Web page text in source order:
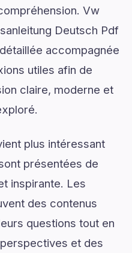
Vw
Deutsch Pdf
accompagnée
utiles afin de
claire, moderne et
plus intéressant
présentées de
inspirante. Les
des contenus
questions tout en
et des